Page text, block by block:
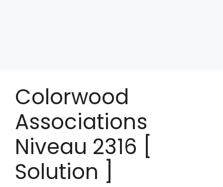
Colorwood
Associations
Niveau 2316 [
Solution ]